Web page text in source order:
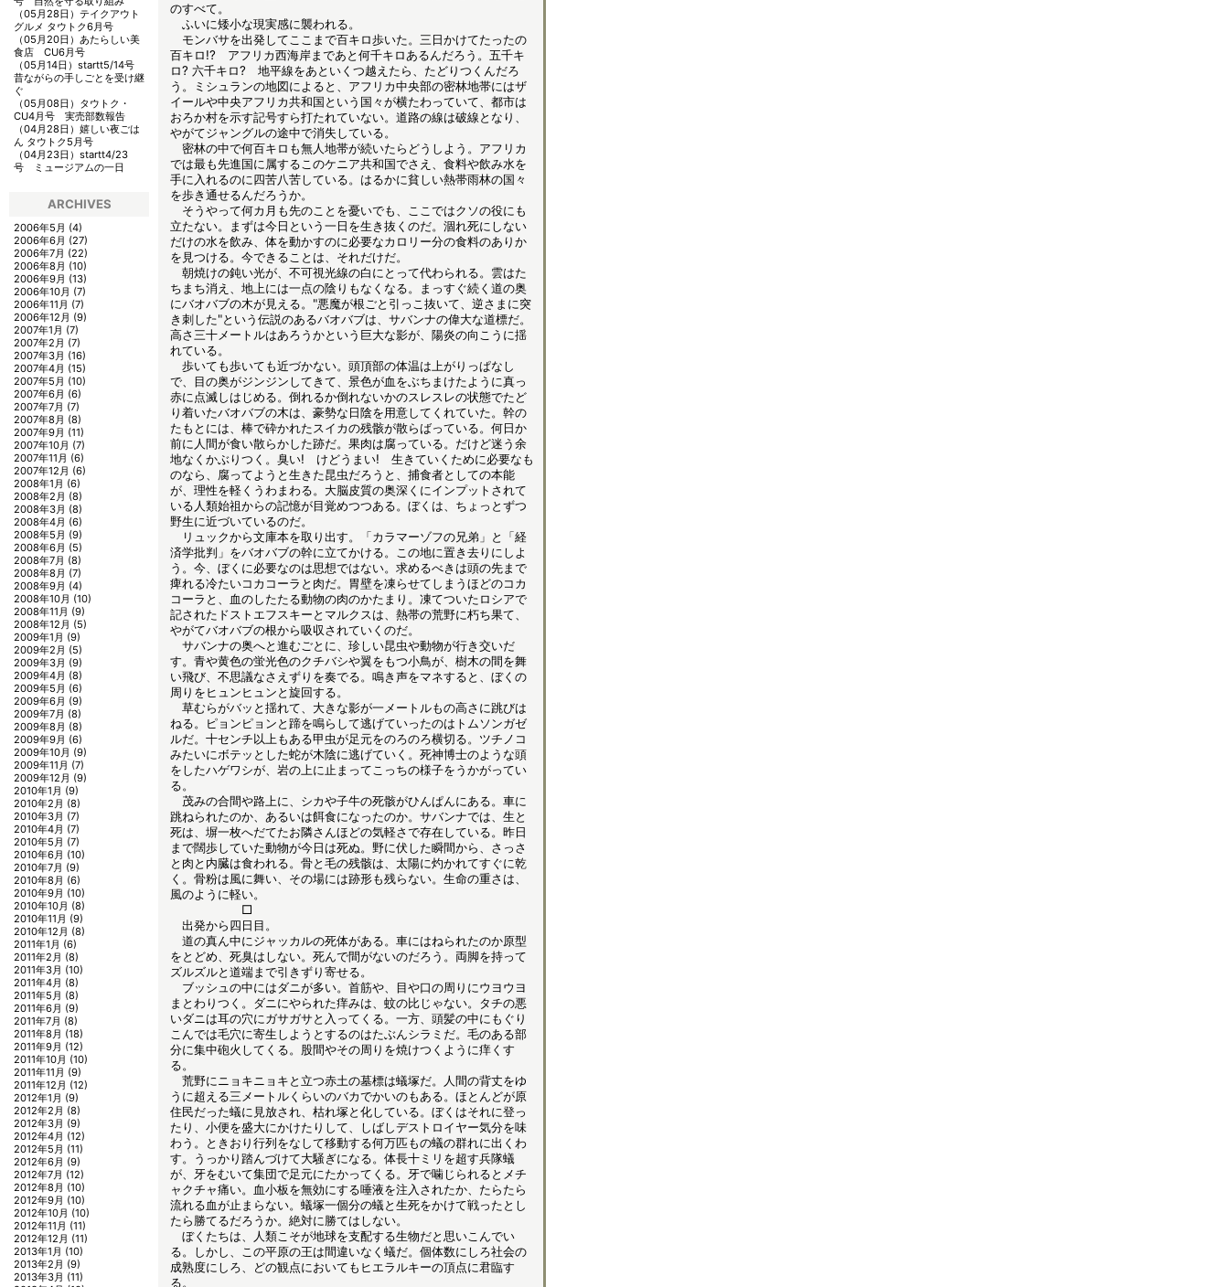
のすべて。
ふいに矮小な現実感に襲われる。
モンバサを出発してここまで百キロ歩いた。三日かけてたったの
百キロ!? アフリカ西海岸まであと何千キロあるんだろう。五千キ
ロ? 六千キロ? 地平線をあといくつ越えたら、たどりつくんだろ
う。ミシュランの地図によると、アフリカ中央部の密林地帯にはザ
イールや中央アフリカ共和国という国々が横たわっていて、都市は
おろか村を示す記号すら打たれていない。道路の線は破線となり、
やがてジャングルの途中で消失している。
密林の中で何百キロも無人地帯が続いたらどうしよう。アフリカ
では最も先進国に属するこのケニア共和国でさえ、食料や飲み水を
手に入れるのに四苦八苦している。はるかに貧しい熱帯雨林の国々
を歩き通せるんだろうか。
そうやって何カ月も先のことを憂いでも、ここではクソの役にも
立たない。まずは今日という一日を生き抜くのだ。涸れ死にしない
だけの水を飲み、体を動かすのに必要なカロリー分の食料のありか
を見つける。今できることは、それだけだ。
朝焼けの鈍い光が、不可視光線の白にとって代わられる。雲はた
ちまち消え、地上には一点の陰りもなくなる。まっすぐ続く道の奥
にバオバブの木が見える。"悪魔が根ごと引っこ抜いて、逆さまに突
き刺した"という伝説のあるバオバブは、サバンナの偉大な道標だ。
高さ三十メートルはあろうかという巨大な影が、陽炎の向こうに揺
れている。
歩いても歩いても近づかない。頭頂部の体温は上がりっぱなし
で、目の奥がジンジンしてきて、景色が血をぶちまけたように真っ
赤に点滅しはじめる。倒れるか倒れないかのスレスレの状態でたど
り着いたバオバブの木は、豪勢な日陰を用意してくれていた。幹の
たもとには、棒で砕かれたスイカの残骸が散らばっている。何日か
前に人間が食い散らかした跡だ。果肉は腐っている。だけど迷う余
地なくかぶりつく。臭い! けどうまい! 生きていくために必要なも
のなら、腐ってようと生きた昆虫だろうと、捕食者としての本能
が、理性を軽くうわまわる。大脳皮質の奥深くにインプットされて
いる人類始祖からの記憶が目覚めつつある。ぼくは、ちょっとずつ
野生に近づいているのだ。
リュックから文庫本を取り出す。「カラマーゾフの兄弟」と「経
済学批判」をバオバブの幹に立てかける。この地に置き去りにしよ
う。今、ぼくに必要なのは思想ではない。求めるべきは頭の先まで
痺れる冷たいコカコーラと肉だ。胃壁を凍らせてしまうほどのコカ
コーラと、血のしたたる動物の肉のかたまり。凍てついたロシアで
記されたドストエフスキーとマルクスは、熱帯の荒野に朽ち果て、
やがてバオバブの根から吸収されていくのだ。
サバンナの奥へと進むごとに、珍しい昆虫や動物が行き交いだ
す。青や黄色の蛍光色のクチバシや翼をもつ小鳥が、樹木の間を舞
い飛び、不思議なさえずりを奏でる。鳴き声をマネすると、ぼくの
周りをヒュンヒュンと旋回する。
草むらがバッと揺れて、大きな影が一メートルもの高さに跳びは
ねる。ピョンピョンと蹄を鳴らして逃げていったのはトムソンガゼ
ルだ。十センチ以上もある甲虫が足元をのろのろ横切る。ツチノコ
みたいにボテッとした蛇が木陰に逃げていく。死神博士のような頭
をしたハゲワシが、岩の上に止まってこっちの様子をうかがってい
る。
茂みの合間や路上に、シカや子牛の死骸がひんぱんにある。車に
跳ねられたのか、あるいは餌食になったのか。サバンナでは、生と
死は、塀一枚へだてたお隣さんほどの気軽さで存在している。昨日
まで闊歩していた動物が今日は死ぬ。野に伏した瞬間から、さっさ
と肉と内臓は食われる。骨と毛の残骸は、太陽に灼かれてすぐに乾
く。骨粉は風に舞い、その場には跡形も残らない。生命の重さは、
風のように軽い。
□
出発から四日目。
道の真ん中にジャッカルの死体がある。車にはねられたのか原型
をとどめ、死臭はしない。死んで間がないのだろう。両脚を持って
ズルズルと道端まで引きずり寄せる。
ブッシュの中にはダニが多い。首筋や、目や口の周りにウヨウヨ
まとわりつく。ダニにやられた痒みは、蚊の比じゃない。タチの悪
いダニは耳の穴にガサガサと入ってくる。一方、頭髪の中にもぐり
こんでは毛穴に寄生しようとするのはたぶんシラミだ。毛のある部
分に集中砲火してくる。股間やその周りを焼けつくように痒くす
る。
荒野にニョキニョキと立つ赤土の墓標は蟻塚だ。人間の背丈をゆ
うに超える三メートルくらいのバカでかいのもある。ほとんどが原
住民だった蟻に見放され、枯れ塚と化している。ぼくはそれに登っ
たり、小便を盛大にかけたりして、しばしデストロイヤー気分を味
わう。ときおり行列をなして移動する何万匹もの蟻の群れに出くわ
す。うっかり踏んづけて大騒ぎになる。体長十ミリを超す兵隊蟻
が、牙をむいて集団で足元にたかってくる。牙で噛じられるとメチ
ャクチャ痛い。血小板を無効にする唾液を注入されたか、たらたら
流れる血が止まらない。蟻塚一個分の蟻と生死をかけて戦ったとし
たら勝てるだろうか。絶対に勝てはしない。
ぼくたちは、人類こそが地球を支配する生物だと思いこんでい
る。しかし、この平原の王は間違いなく蟻だ。個体数にしろ社会の
成熟度にしろ、どの観点においてもヒエラルキーの頂点に君臨す
る。
（05月28日） テイクアウト
グルメ タウトク6月号
（05月20日） あたらしい美
食店 CU6月号
（05月14日） startt5/14号
昔ながらの手しごとを受け継
ぐ
（05月08日） タウトク・
CU4月号 実売部数報告
（04月28日） 嬉しい夜ごは
ん タウトク5月号
（04月23日） startt4/23
号 ミュージアムの一日
ARCHIVES
2006年5月 (4)
2006年6月 (27)
2006年7月 (22)
2006年8月 (10)
2006年9月 (13)
2006年10月 (7)
2006年11月 (7)
2006年12月 (9)
2007年1月 (7)
2007年2月 (7)
2007年3月 (16)
2007年4月 (15)
2007年5月 (10)
2007年6月 (6)
2007年7月 (7)
2007年8月 (8)
2007年9月 (11)
2007年10月 (7)
2007年11月 (6)
2007年12月 (6)
2008年1月 (6)
2008年2月 (8)
2008年3月 (8)
2008年4月 (6)
2008年5月 (9)
2008年6月 (5)
2008年7月 (8)
2008年8月 (7)
2008年9月 (4)
2008年10月 (10)
2008年11月 (9)
2008年12月 (5)
2009年1月 (9)
2009年2月 (5)
2009年3月 (9)
2009年4月 (8)
2009年5月 (6)
2009年6月 (9)
2009年7月 (8)
2009年8月 (8)
2009年9月 (6)
2009年10月 (9)
2009年11月 (7)
2009年12月 (9)
2010年1月 (9)
2010年2月 (8)
2010年3月 (7)
2010年4月 (7)
2010年5月 (7)
2010年6月 (10)
2010年7月 (9)
2010年8月 (6)
2010年9月 (10)
2010年10月 (8)
2010年11月 (9)
2010年12月 (8)
2011年1月 (6)
2011年2月 (8)
2011年3月 (10)
2011年4月 (8)
2011年5月 (8)
2011年6月 (9)
2011年7月 (8)
2011年8月 (18)
2011年9月 (12)
2011年10月 (10)
2011年11月 (9)
2011年12月 (12)
2012年1月 (9)
2012年2月 (8)
2012年3月 (9)
2012年4月 (12)
2012年5月 (11)
2012年6月 (9)
2012年7月 (12)
2012年8月 (10)
2012年9月 (10)
2012年10月 (10)
2012年11月 (11)
2012年12月 (11)
2013年1月 (10)
2013年2月 (9)
2013年3月 (11)